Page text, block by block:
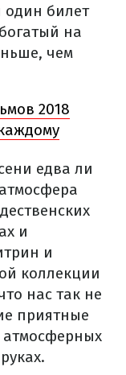
один билет
на
чем
2018
едва ли
и
и
коллекции
нас так не
приятные
атмосферных